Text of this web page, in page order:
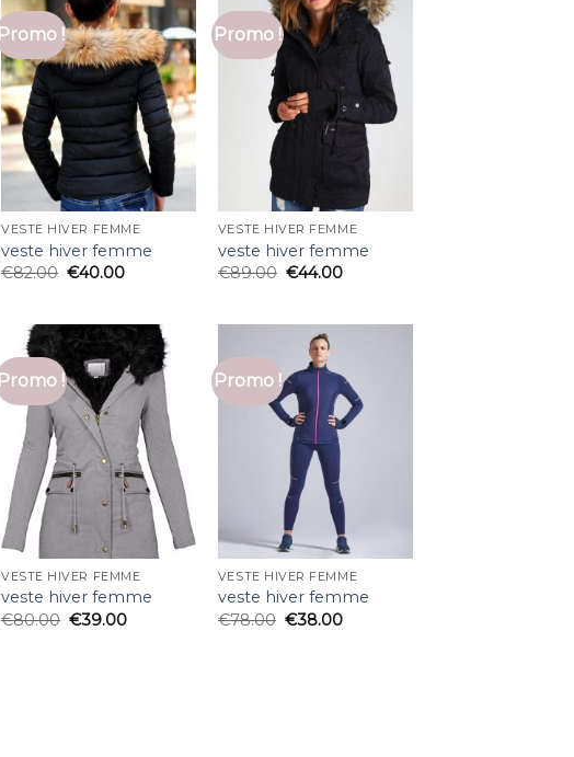
Promo !
VESTE HIVER FEMME
veste hiver femme
€82.00 €40.00
Promo !
VESTE HIVER FEMME
veste hiver femme
€89.00 €44.00
Promo !
VESTE HIVER FEMME
veste hiver femme
€80.00 €39.00
Promo !
VESTE HIVER FEMME
veste hiver femme
€78.00 €38.00